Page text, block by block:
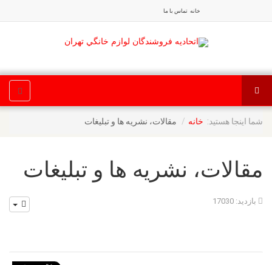
خانه تماس با ما
شما اینجا هستید: خانه مقالات، نشریه ها و تبلیغات
مقالات، نشریه ها و تبلیغات
بازدید: 17030